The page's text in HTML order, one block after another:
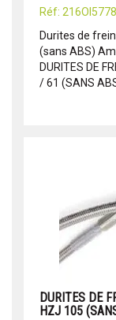
Réf: 216OI5778
Durites de
(sans ABS)
DURITES DE
/ 61 (SANS
DURITES DE
HZJ 105